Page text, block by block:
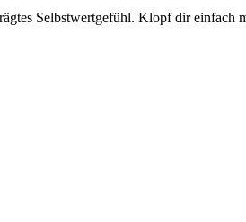
Selbstwertgefühl. Klopf dir einfach